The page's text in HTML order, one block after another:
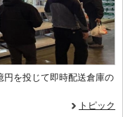
円を投じて即時配送倉庫の
トピック